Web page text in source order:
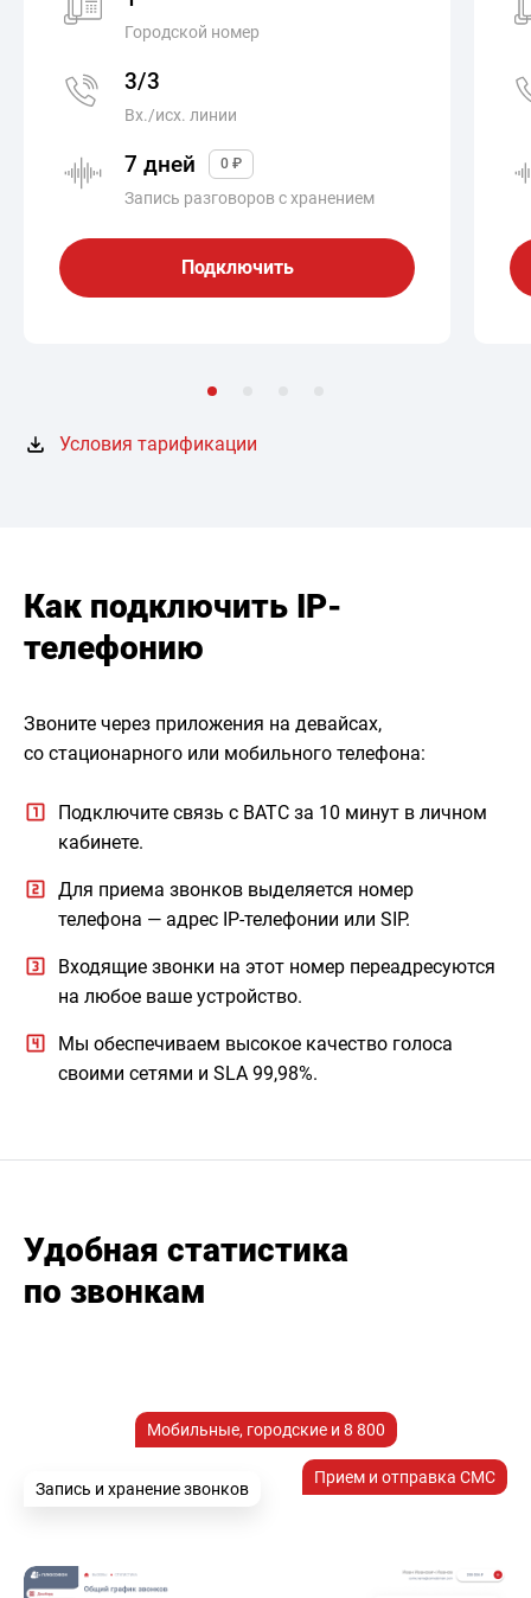
Городской номер
3/3
Вх./исх. линии
7 дней 0 ₽
Запись разговоров с хранением
Подключить
Условия тарификации
Как подключить IP-
телефонию
Звоните через приложения на девайсах,
со стационарного или мобильного телефона:
Подключите связь с ВАТС за 10 минут в личном
кабинете.
Для приема звонков выделяется номер
телефона — адрес IP-телефонии или SIP.
Входящие звонки на этот номер переадресуются
на любое ваше устройство.
Мы обеспечиваем высокое качество голоса
своими сетями и SLA 99,98%.
Удобная статистика
по звонкам
Мобильные, городские и 8 800
Прием и отправка СМС
Запись и хранение звонков